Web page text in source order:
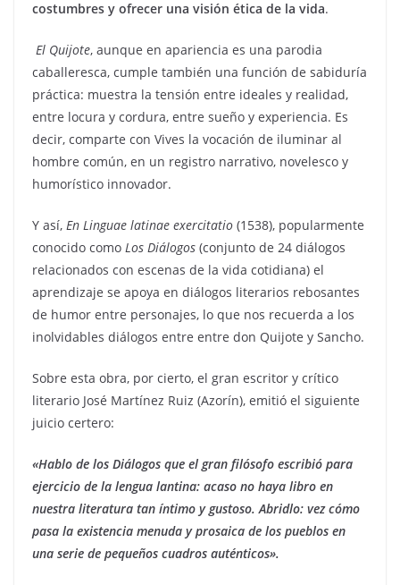
costumbres y ofrecer una visión ética de la vida.
El Quijote, aunque en apariencia es una parodia
caballeresca, cumple también una función de sabiduría
práctica: muestra la tensión entre ideales y realidad,
entre locura y cordura, entre sueño y experiencia. Es
decir, comparte con Vives la vocación de iluminar al
hombre común, en un registro narrativo, novelesco y
humorístico innovador.
Y así, En Linguae latinae exercitatio (1538), popularmente
conocido como Los Diálogos (conjunto de 24 diálogos
relacionados con escenas de la vida cotidiana) el
aprendizaje se apoya en diálogos literarios rebosantes
de humor entre personajes, lo que nos recuerda a los
inolvidables diálogos entre entre don Quijote y Sancho.
Sobre esta obra, por cierto, el gran escritor y crítico
literario José Martínez Ruiz (Azorín), emitió el siguiente
juicio certero:
«Hablo de los Diálogos que el gran filósofo escribió para
ejercicio de la lengua lantina: acaso no haya libro en
nuestra literatura tan íntimo y gustoso. Abridlo: vez cómo
pasa la existencia menuda y prosaica de los pueblos en
una serie de pequeños cuadros auténticos».